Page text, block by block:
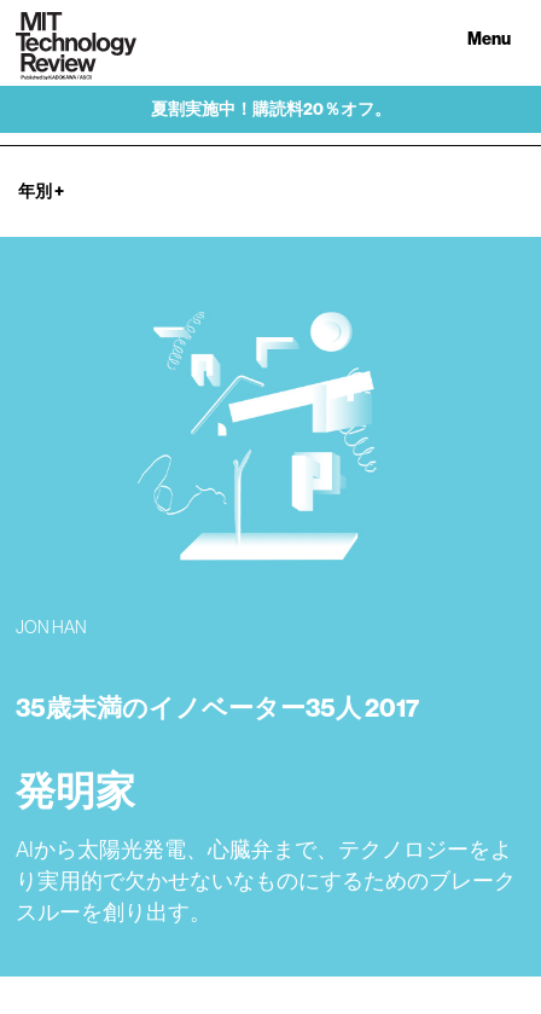
Menu
夏割実施中！購読料20％オフ。
年別 +
JON HAN
35歳未満のイノベーター35人 2017
発明家
AIから太陽光発電、心臓弁まで、テクノロジーをよ
り実用的で欠かせないなものにするためのブレーク
スルーを創り出す。